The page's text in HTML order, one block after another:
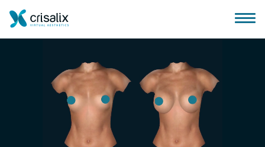
Página de inicio